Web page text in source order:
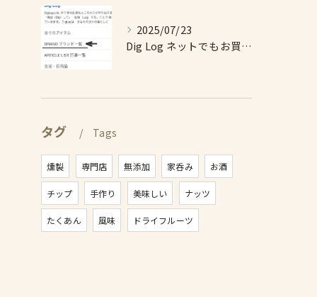
2025/07/23
Dig Log ネットでもお買い求め出来ます❗️
タグ Tags
燻製 専門店 無添加 家呑み お酒
チップ 手作り 美味しい ナッツ
たくあん 風味 ドライフルーツ